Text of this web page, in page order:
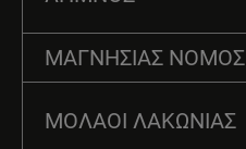
ΜΑΓΝΗΣΙΑΣ ΝΟΜΟΣ
ΜΟΛΑΟΙ ΛΑΚΩΝΙΑΣ